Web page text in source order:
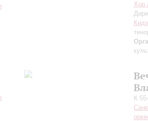
Хор
К